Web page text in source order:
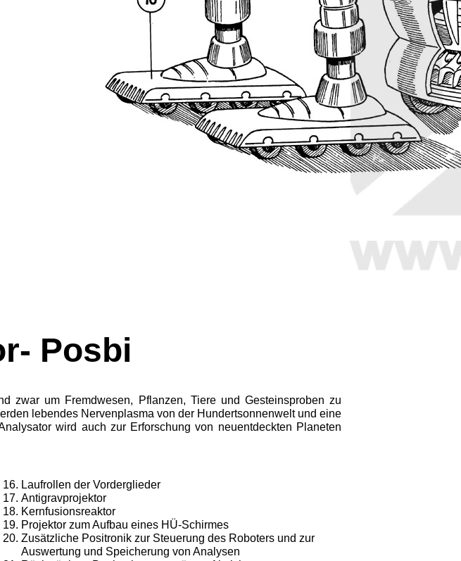
Posbi
zwar um Fremdwesen, Pflanzen, Tiere und Gesteinsproben zu
lebendes Nervenplasma von der Hundertsonnen­welt und eine
wird auch zur Erforschung von neuentdeckten Planeten
Laufrollen der Vorderglieder
Antigravprojektor
Kernfusionsreaktor
Projektor zum Aufbau eines HÜ-Schirmes
Zusätzliche Positronik zur Steuerung des Robo­ters und zur
Auswertung und Speicherung von Analysen